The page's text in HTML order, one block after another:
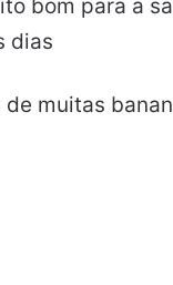
bom para a
dias
de muitas